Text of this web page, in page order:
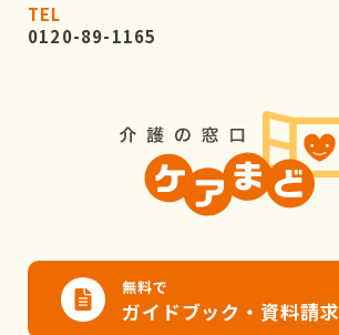
TEL
0120-89-1165
無料で
ガイドブック・資料請求